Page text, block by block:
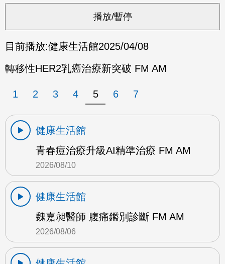
目前播放:健康生活館2025/04/08
轉移性HER2乳癌治療新突破 FM AM
1 2 3 4 5 6 7
健康生活館
青春痘治療升級AI精準治療 FM AM
2026/08/10
健康生活館
魏嘉昶醫師 腹痛鑑別診斷 FM AM
2026/08/06